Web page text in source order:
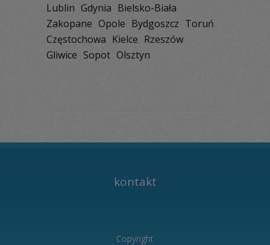
Lublin Gdynia Bielsko-Biała
Zakopane Opole Bydgoszcz Toruń
Częstochowa Kielce Rzeszów
Gliwice Sopot Olsztyn
kontakt
Copyright